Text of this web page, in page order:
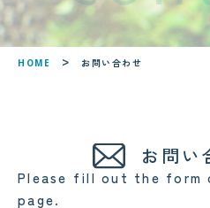
最新ブロ
HOME お問い合わせ
お問い
Please fill out the form
page.